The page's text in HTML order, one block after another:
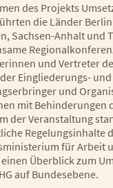
des Projekts
die Länder
Sachsen-Anhalt und
und Vertreter
Eingliederungs-
und
mit Behinderungen
der Veranstaltung
Regelungsinhalte
für Arbeit
Überblick zum
auf Bundesebene.